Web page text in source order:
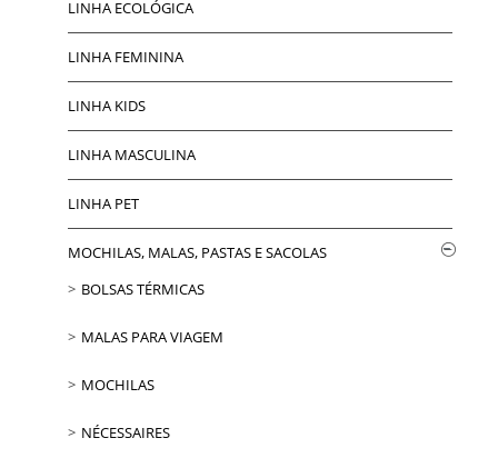
LINHA ECOLÓGICA
LINHA FEMININA
LINHA KIDS
LINHA MASCULINA
LINHA PET
MOCHILAS, MALAS, PASTAS E SACOLAS
BOLSAS TÉRMICAS
MALAS PARA VIAGEM
MOCHILAS
NÉCESSAIRES